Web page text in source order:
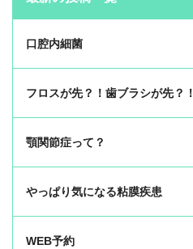
口腔内細菌
フロスが先？！歯ブラシが先？！
顎関節症って？
やっぱり気になる粘膜疾患
WEB予約